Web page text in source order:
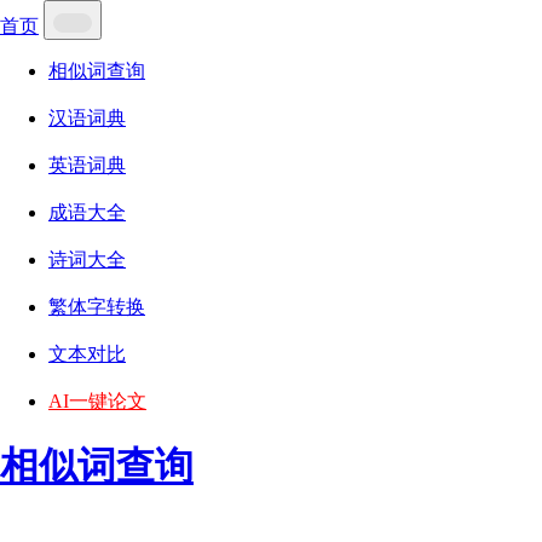
首页
相似词查询
汉语词典
英语词典
成语大全
诗词大全
繁体字转换
文本对比
AI一键论文
相似词查询